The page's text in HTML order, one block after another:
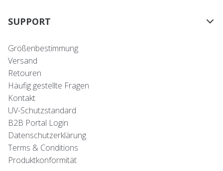
SUPPORT
Größenbestimmung
Versand
Retouren
Häufig gestellte Fragen
Kontakt
UV-Schutzstandard
B2B Portal Login
Datenschutzerklärung
Terms & Conditions
Produktkonformität